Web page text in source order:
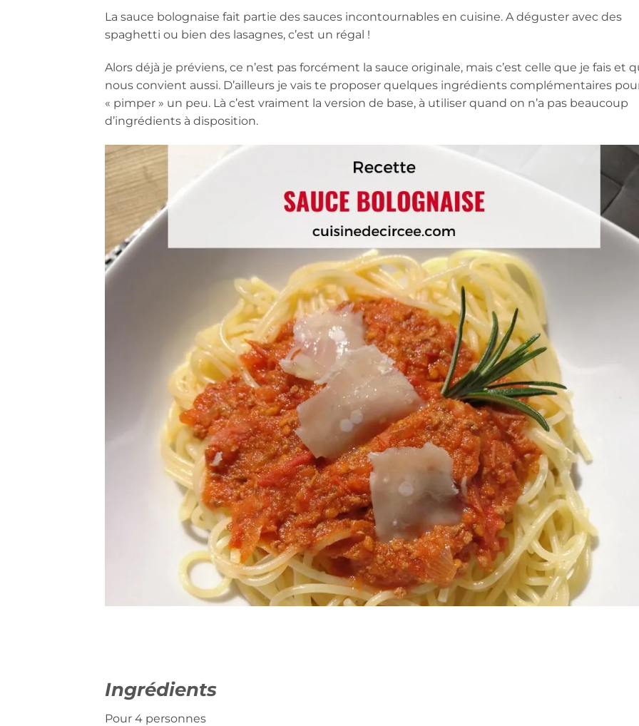
La sauce bolognaise fait partie des sauces incontournables en cuisine. A déguster avec des
spaghetti ou bien des lasagnes, c’est un régal !
Alors déjà je préviens, ce n’est pas forcément la sauce originale, mais c’est celle que je fais et
nous convient aussi. D’ailleurs je vais te proposer quelques ingrédients complémentaires
« pimper » un peu. Là c’est vraiment la version de base, à utiliser quand on n’a pas beaucoup
d’ingrédients à disposition.
Ingrédients
Pour 4 personnes